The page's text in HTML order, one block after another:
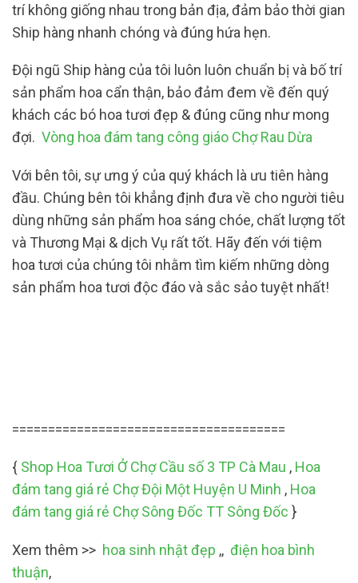
trí không giống nhau trong bản địa, đảm bảo thời gian
Ship hàng nhanh chóng và đúng hứa hẹn.
Đội ngũ Ship hàng của tôi luôn luôn chuẩn bị và bố trí
sản phẩm hoa cẩn thận, bảo đảm đem về đến quý
khách các bó hoa tươi đẹp & đúng cũng như mong
đợi. Vòng hoa đám tang công giáo Chợ Rau Dừa
Với bên tôi, sự ưng ý của quý khách là ưu tiên hàng
đầu. Chúng bên tôi khẳng định đưa về cho người tiêu
dùng những sản phẩm hoa sáng chóe, chất lượng tốt
và Thương Mại & dịch Vụ rất tốt. Hãy đến với tiệm
hoa tươi của chúng tôi nhằm tìm kiếm những dòng
sản phẩm hoa tươi độc đáo và sắc sảo tuyệt nhất!
======================================
{ Shop Hoa Tươi Ở Chợ Cầu số 3 TP Cà Mau , Hoa
đám tang giá rẻ Chợ Đội Một Huyện U Minh , Hoa
đám tang giá rẻ Chợ Sông Đốc TT Sông Đốc }
Xem thêm >> hoa sinh nhật đẹp ,, điện hoa bình
thuận,